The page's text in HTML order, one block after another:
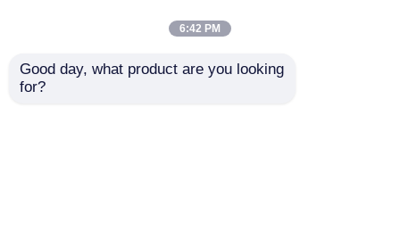
6:42 PM
Good day, what product are you looking
for?